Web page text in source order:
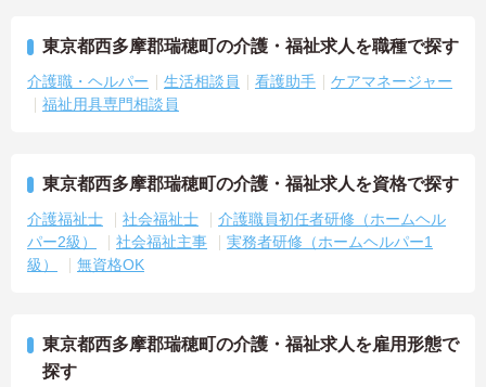
東京都西多摩郡瑞穂町の介護・福祉求人を職種で探す
介護職・ヘルパー 生活相談員 看護助手
ケアマネージャー
福祉用具専門相談員
東京都西多摩郡瑞穂町の介護・福祉求人を資格で探す
介護福祉士 社会福祉士
介護職員初任者研修（ホームヘル
パー2級）
社会福祉主事
実務者研修（ホームヘルパー1
級）
無資格OK
東京都西多摩郡瑞穂町の介護・福祉求人を雇用形態で
探す